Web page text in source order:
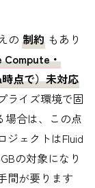
の 制約 もあり
Compute・
点で）未対応
ライズ環境で固
場合は、この点
ジェクトはFluid
の対象になり
間が要ります